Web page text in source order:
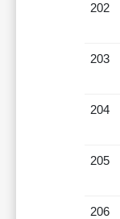
202
203
204
205
206